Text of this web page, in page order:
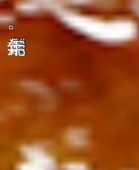
の
を
、